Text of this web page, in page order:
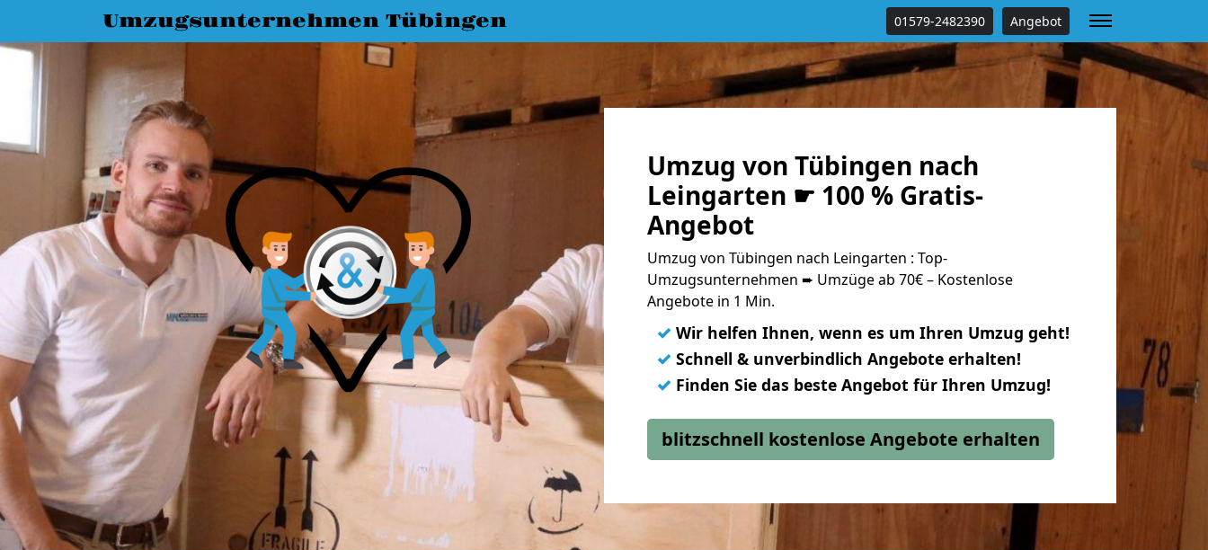
Umzugsunternehmen Tübingen 01579-2482390 Angebot
Umzug von Tübingen nach
Leingarten ☛ 100 % Gratis-
Angebot
Umzug von Tübingen nach Leingarten : Top-
Umzugsunternehmen ➨ Umzüge ab 70€ – Kostenlose
Angebote in 1 Min.
✓ Wir helfen Ihnen, wenn es um Ihren Umzug geht!
✓ Schnell & unverbindlich Angebote erhalten!
✓ Finden Sie das beste Angebot für Ihren Umzug!
blitzschnell kostenlose Angebote erhalten